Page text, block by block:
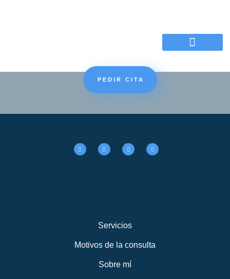
PEDIR CITA
Servicios
Motivos de la consulta
Sobre mí